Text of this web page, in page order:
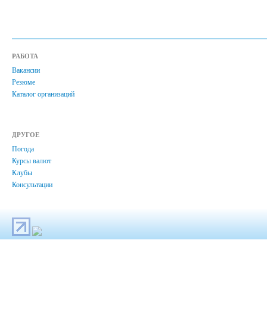
РАБОТА
Вакансии
Резюме
Каталог организаций
ДРУГОЕ
Погода
Курсы валют
Клубы
Консультации